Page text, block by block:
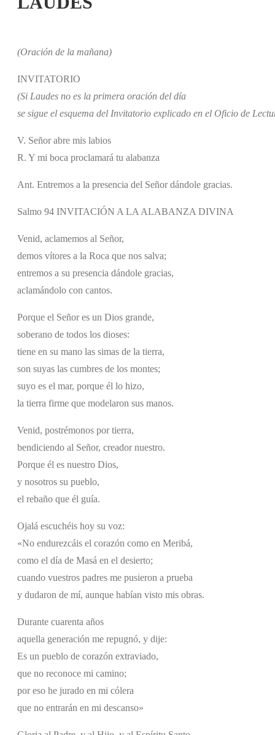
(Oración de la mañana)
INVITATORIO
(Si Laudes no es la primera oración del día
se sigue el esquema del Invitatorio explicado en el Oficio de
V. Señor abre mis labios
R. Y mi boca proclamará tu alabanza
Ant. Entremos a la presencia del Señor dándole gracias.
Salmo 94 INVITACIÓN A LA ALABANZA DIVINA
Venid, aclamemos al Señor,
demos vítores a la Roca que nos salva;
entremos a su presencia dándole gracias,
aclamándolo con cantos.
Porque el Señor es un Dios grande,
soberano de todos los dioses:
tiene en su mano las simas de la tierra,
son suyas las cumbres de los montes;
suyo es el mar, porque él lo hizo,
la tierra firme que modelaron sus manos.
Venid, postrémonos por tierra,
bendiciendo al Señor, creador nuestro.
Porque él es nuestro Dios,
y nosotros su pueblo,
el rebaño que él guía.
Ojalá escuchéis hoy su voz:
«No endurezcáis el corazón como en Meribá,
como el día de Masá en el desierto;
cuando vuestros padres me pusieron a prueba
y dudaron de mí, aunque habían visto mis obras.
Durante cuarenta años
aquella generación me repugnó, y dije:
Es un pueblo de corazón extraviado,
que no reconoce mi camino;
por eso he jurado en mi cólera
que no entrarán en mi descanso»